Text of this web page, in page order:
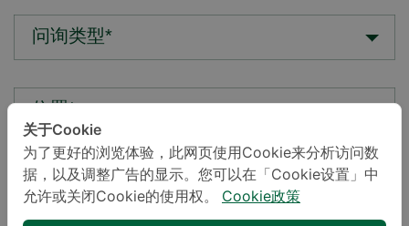
问询类型*
您的疑问*
关于Cookie
为了更好的浏览体验，此网页使用Cookie来分析访问数
据，以及调整广告的显示。您可以在「Cookie设置」中
允许或关闭Cookie的使用权。
Cookie政策